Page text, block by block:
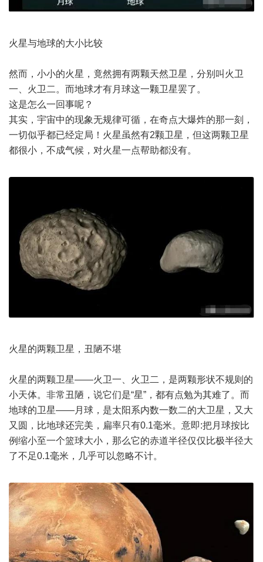
火星与地球的大小比较
然而，小小的火星，竟然拥有两颗天然卫星，分别叫火卫
一、火卫二。而地球才有月球这一颗卫星罢了。
这是怎么一回事呢？
其实， 宇宙中的现象无规律可循，在奇点大爆炸的那一刻，
一切似乎都已经定局！火星虽然有2颗卫星，但这两颗卫星
都很小，不成气候，对火星一点帮助都没有。
火星的两颗卫星，丑陋不堪
火星的两颗卫星——火卫一、火卫二，是两颗形状不规则的
小天体。非常丑陋，说它们是“星”，都有点勉为其难了。而
地球的卫星——月球，是太阳系内数一数二的大卫星，又大
又圆，比地球还完美，扁率只有0.1毫米。意即:把月球按比
例缩小至一个篮球大小，那么它的赤道半径仅仅比极半径大
了不足0.1毫米，几乎可以忽略不计。